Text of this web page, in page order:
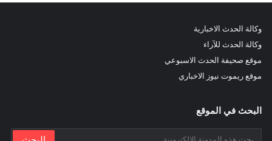
وكالة الحدث الاخبارية
وكالة الحدث للآراء
موقع صحيفة الحدث الاسبوعي
موقع ريموت نيوز الاخباري
البحث في الموقع